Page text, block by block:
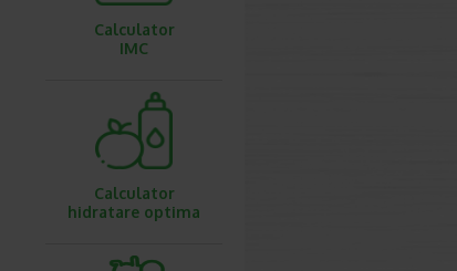
Calculator
IMC
Calculator
hidratare optima